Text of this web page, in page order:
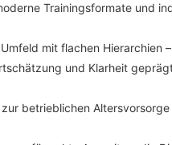
Trainingsformate und
mit flachen Hierarchien
und Klarheit
betrieblichen